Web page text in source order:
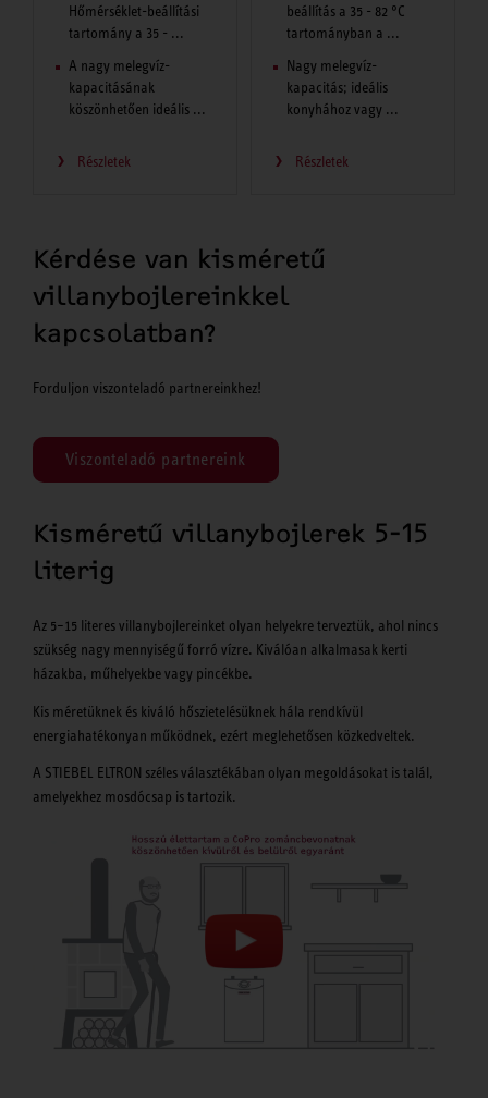
Hőmérséklet-beállítási
tartomány a 35 - ...
A nagy melegvíz-
kapacitásának
köszönhetően ideális ...
Részletek
beállítás a 35 - 82 °C
tartományban a ...
Nagy melegvíz-
kapacitás; ideális
konyhához vagy ...
Részletek
Kérdése van kisméretű
villanybojlereinkkel
kapcsolatban?
Forduljon viszonteladó partnereinkhez!
Viszonteladó partnereink
Kisméretű villanybojlerek 5-15
literig
Az 5–15 literes villanybojlereinket olyan helyekre terveztük, ahol nincs
szükség nagy mennyiségű forró vízre. Kiválóan alkalmasak kerti
házakba, műhelyekbe vagy pincékbe.
Kis méretüknek és kiváló hőszietelésüknek hála rendkívül
energiahatékonyan működnek, ezért meglehetősen közkedveltek.
A STIEBEL ELTRON széles választékában olyan megoldásokat is talál,
amelyekhez mosdócsap is tartozik.